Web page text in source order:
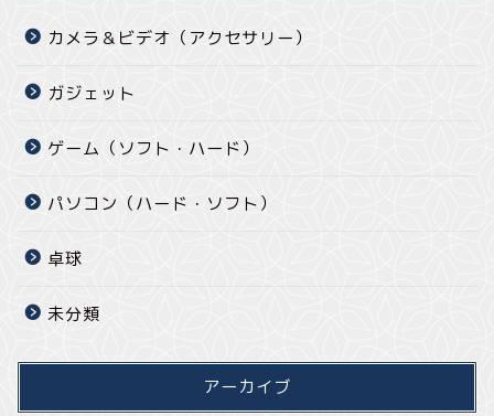
カメラ＆ビデオ（アクセサリー）
ガジェット
ゲーム（ソフト・ハード）
パソコン（ハード・ソフト）
卓球
未分類
アーカイブ